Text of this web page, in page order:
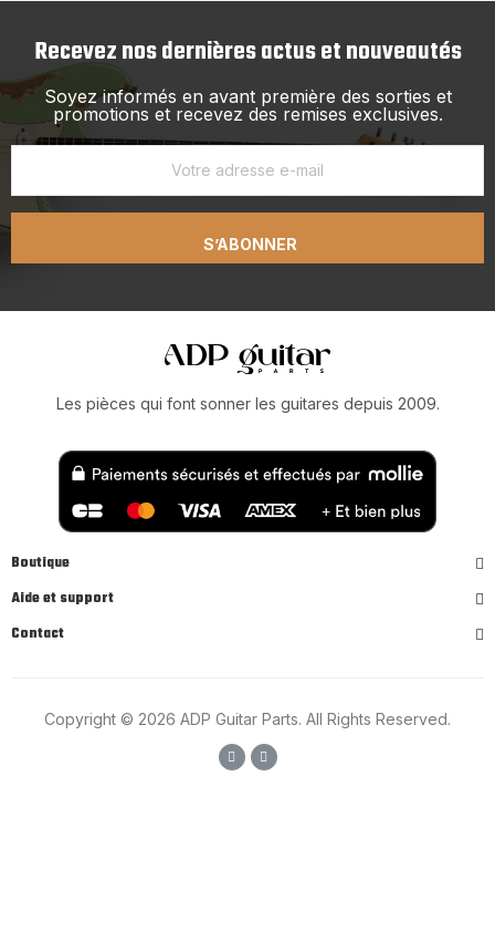
Recevez nos dernières actus et nouveautés
Soyez informés en avant première des sorties et
promotions et recevez des remises exclusives.
S’ABONNER
Les pièces qui font sonner les guitares depuis 2009.
Boutique
Aide et support
Contact
Copyright © 2026 ADP Guitar Parts. All Rights Reserved.